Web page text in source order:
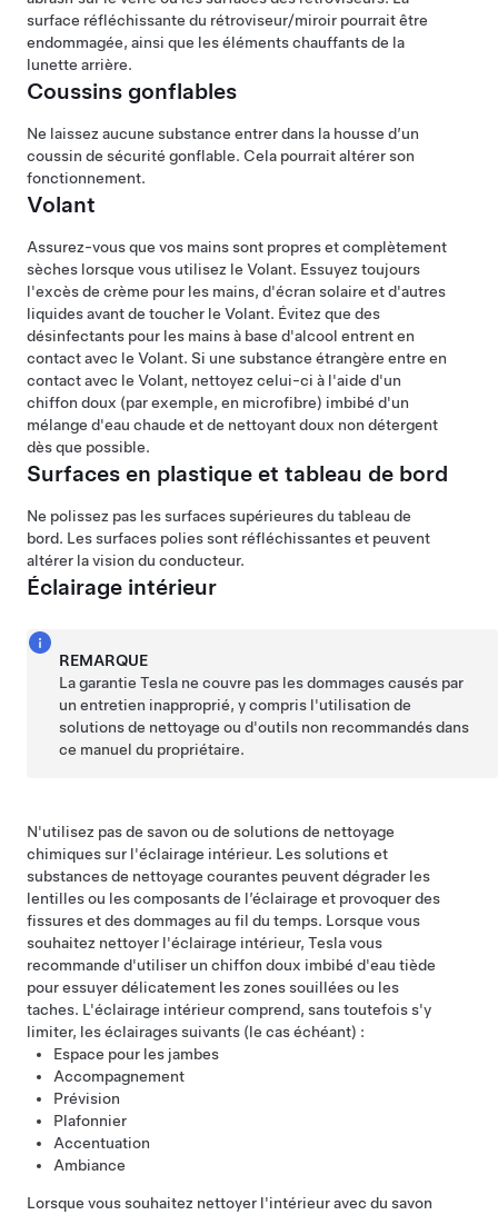
surface réfléchissante du rétroviseur/miroir pourrait être
endommagée, ainsi que les éléments chauffants de la
lunette arrière.
Coussins gonflables
Ne laissez aucune substance entrer dans la housse d’un
coussin de sécurité gonflable. Cela pourrait altérer son
fonctionnement.
Volant
Assurez-vous que vos mains sont propres et complètement
sèches lorsque vous utilisez le Volant. Essuyez toujours
l'excès de crème pour les mains, d'écran solaire et d'autres
liquides avant de toucher le Volant. Évitez que des
désinfectants pour les mains à base d'alcool entrent en
contact avec le Volant. Si une substance étrangère entre en
contact avec le Volant, nettoyez celui-ci à l'aide d'un
chiffon doux (par exemple, en microfibre) imbibé d'un
mélange d'eau chaude et de nettoyant doux non détergent
dès que possible.
Surfaces en plastique et tableau de bord
Ne polissez pas les surfaces supérieures du tableau de
bord. Les surfaces polies sont réfléchissantes et peuvent
altérer la vision du conducteur.
Éclairage intérieur
REMARQUE
La garantie Tesla ne couvre pas les dommages causés par
un entretien inapproprié, y compris l'utilisation de
solutions de nettoyage ou d'outils non recommandés dans
ce manuel du propriétaire.
N'utilisez pas de savon ou de solutions de nettoyage
chimiques sur l'éclairage intérieur. Les solutions et
substances de nettoyage courantes peuvent dégrader les
lentilles ou les composants de l’éclairage et provoquer des
fissures et des dommages au fil du temps. Lorsque vous
souhaitez nettoyer l'éclairage intérieur, Tesla vous
recommande d'utiliser un chiffon doux imbibé d'eau tiède
pour essuyer délicatement les zones souillées ou les
taches. L'éclairage intérieur comprend, sans toutefois s'y
limiter, les éclairages suivants (le cas échéant) :
Espace pour les jambes
Accompagnement
Prévision
Plafonnier
Accentuation
Ambiance
Lorsque vous souhaitez nettoyer l'intérieur avec du savon